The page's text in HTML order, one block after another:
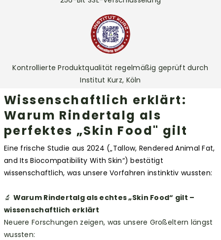
Kontrollierte Produktqualität regelmäßig geprüft durch
Institut Kurz, Köln
Wissenschaftlich erklärt:
Warum Rindertalg als
perfektes „Skin Food" gilt
Eine frische Studie aus 2024 („Tallow, Rendered Animal Fat,
and Its Biocompatibility With Skin“) bestätigt
wissenschaftlich, was unsere Vorfahren instinktiv wussten:
🔬 Warum Rindertalg als echtes „Skin Food“ gilt –
wissenschaftlich erklärt
Neuere Forschungen zeigen, was unsere Großeltern längst
wussten: